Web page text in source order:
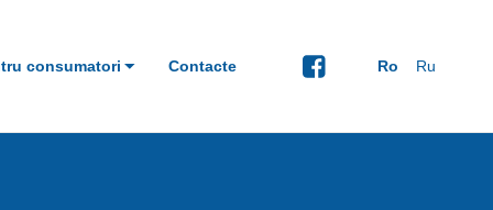
Ro Ru
consumatori Contacte